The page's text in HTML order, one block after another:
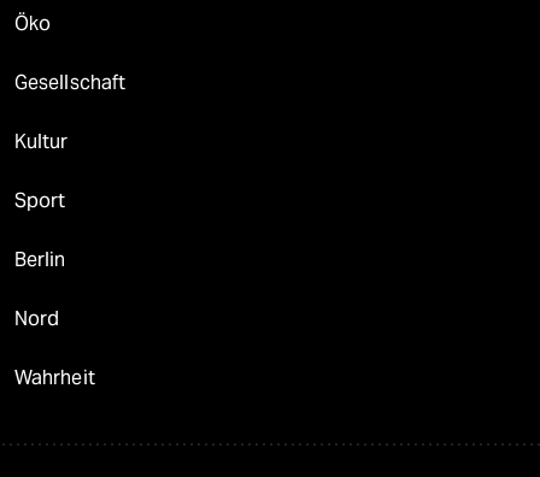
Öko
Gesellschaft
Kultur
Sport
Berlin
Nord
Wahrheit